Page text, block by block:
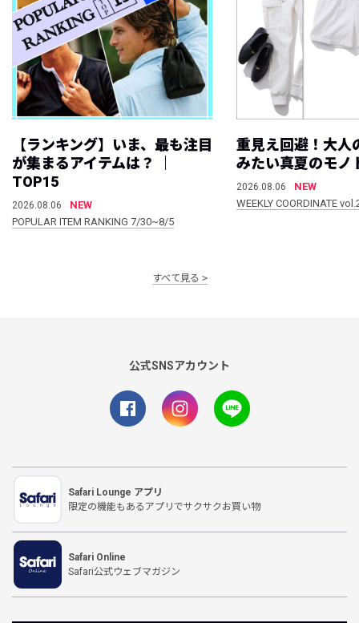
【ランキング】いま、最も注目
が集まるアイテムは？ ｜
TOP15
2026.08.06
NEW
POPULAR ITEM RANKING 7/30~8/5
重見え回避！大人
みたい真夏のモノ
2026.08.06
NEW
WEEKLY COORDINATE
すべて見る
公式SNSアカウント
Safari Lounge アプリ
限定の機能もあるアプリでサクサクお買い物
Safari Online
Safari公式ウェブマガジン